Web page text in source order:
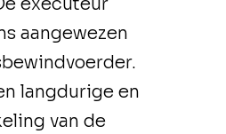
aangewezen
langdurige en
van de